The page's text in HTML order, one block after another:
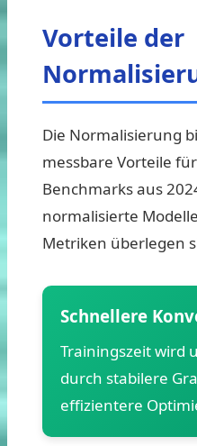
Vorteile der
Die Normalisierung
messbare Vorteile
Benchmarks aus
normalisierte
Metriken überlegen
Schnellere
Trainingszeit wird
durch stabilere
effizientere